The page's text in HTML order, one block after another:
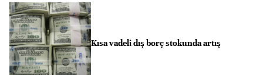
Kısa vadeli dış borç stokunda artış